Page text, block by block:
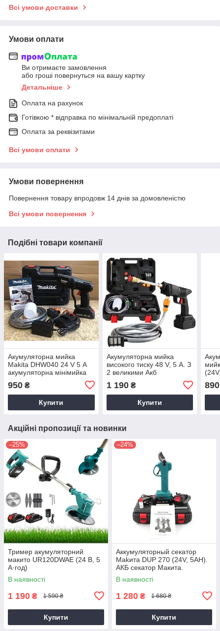
Всі умови доставки
Умови оплати
Ви отримаєте замовлення
або гроші повернуться на вашу картку
Детальніше
Оплата на рахунок
Готівкою * відправка по мінімальній предоплаті
Оплата за реквізитами
Всі умови оплати
Умови повернення
Повернення товару впродовж 14 днів за домовленістю
Всі умови повернення
Подібні товари компанії
Акумуляторна мийка
Makita DHW040 24 V 5 А
акумуляторна мінімийка
950 ₴
Купити
Акумуляторна мийка
високого тиску 48 V, 5 А. З
2 великими Акб
1 190₴
Купити
890
Акційні пропозиції та новинки
–25%
Тример акумуляторний
макито UR120DWAE (24 В, 5
А·год)
В наявності
1 190 ₴ 1 590 ₴
Купити
–24%
Аккумуляторный секатор
Makита DUP 270 (24V, 5AH).
АКБ секатор Макита.
Электросекатор
В наявності
1 280 ₴ 1 680 ₴
Купити